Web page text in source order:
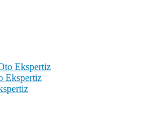
Ekspertiz
Ekspertiz